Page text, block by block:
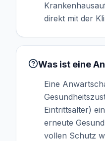
direkt mit der
Was ist eine
Eine
Eintrittsalter)
erneute
vollen Schutz